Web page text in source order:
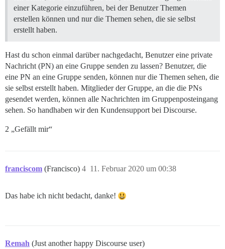
einer Kategorie einzuführen, bei der Benutzer Themen
erstellen können und nur die Themen sehen, die sie selbst
erstellt haben.
Hast du schon einmal darüber nachgedacht, Benutzer eine private
Nachricht (PN) an eine Gruppe senden zu lassen? Benutzer, die
eine PN an eine Gruppe senden, können nur die Themen sehen, die
sie selbst erstellt haben. Mitglieder der Gruppe, an die die PNs
gesendet werden, können alle Nachrichten im Gruppenposteingang
sehen. So handhaben wir den Kundensupport bei Discourse.
2 „Gefällt mir“
franciscom (Francisco) 11. Februar 2020 um 00:38
4
Das habe ich nicht bedacht, danke!
Remah (Just another happy Discourse user)